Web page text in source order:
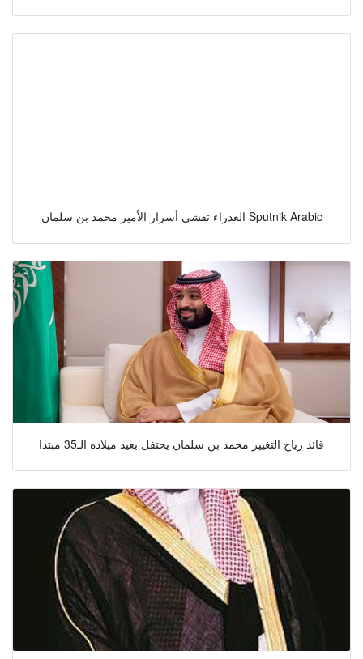
العذراء تفشي أسرار الأمير محمد بن سلمان Sputnik Arabic
قائد رياح التغيير محمد بن سلمان يحتفل بعيد ميلاده الـ35 مبتدا